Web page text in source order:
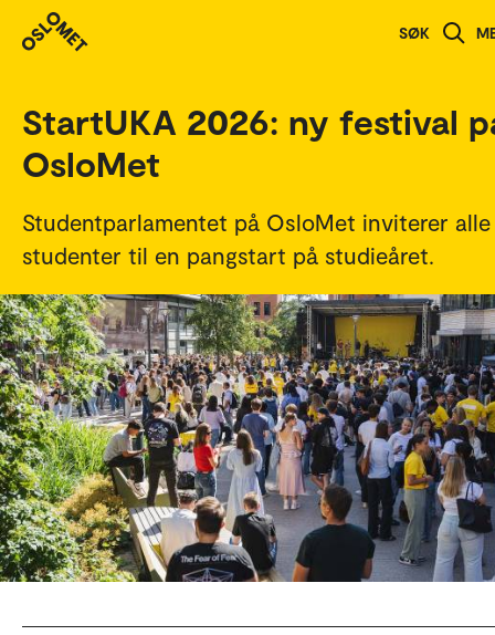
SØK
Studenthistorier
StartUKA 2026: ny festival
OsloMet
Studentparlamentet på OsloMet inviterer alle
studenter til en pangstart på studieåret.